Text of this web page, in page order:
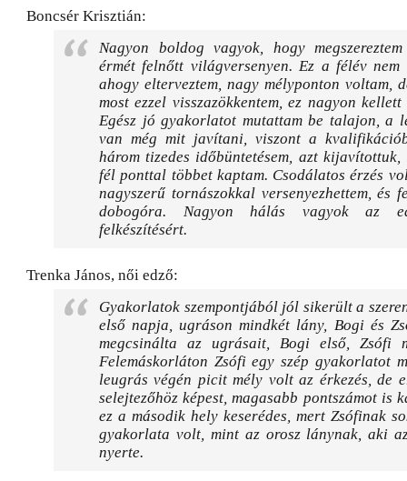
Boncsér Krisztián:
Nagyon boldog vagyok, hogy
érmét felnőtt világversenyen. Ez a félév
ahogy elterveztem, nagy mélyponton voltam,
most ezzel visszazökkentem, ez nagyon
Egész jó gyakorlatot mutattam be talajon, a
van még mit javítani, viszont a
három tizedes időbüntetésem, azt kijavítottuk,
fél ponttal többet kaptam. Csodálatos érzés
nagyszerű tornászokkal versenyezhettem, és
dobogóra. Nagyon hálás vagyok az
felkészítésért.
Trenka János, női edző:
Gyakorlatok szempontjából jól sikerült a
első napja, ugráson mindkét lány, Bogi és
megcsinálta az ugrásait, Bogi első, Zsófi
Felemáskorláton Zsófi egy szép gyakorlatot
leugrás végén picit mély volt az érkezés, de
selejtezőhöz képest, magasabb pontszámot is
ez a második hely keserédes, mert Zsófinak
gyakorlata volt, mint az orosz lánynak, aki
nyerte.